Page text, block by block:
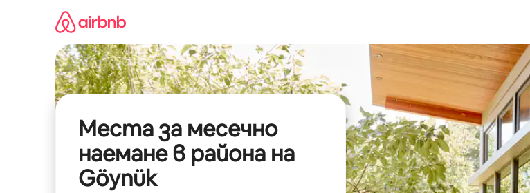
съдържанието
Места за месечно
наемане в района на
Göynük